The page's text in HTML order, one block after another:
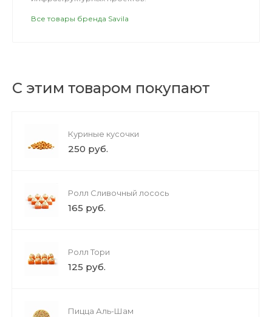
Все товары бренда Savila
С этим товаром покупают
Куриные кусочки
250 руб.
Ролл Сливочный лосось
165 руб.
Ролл Тори
125 руб.
Пицца Аль-Шам